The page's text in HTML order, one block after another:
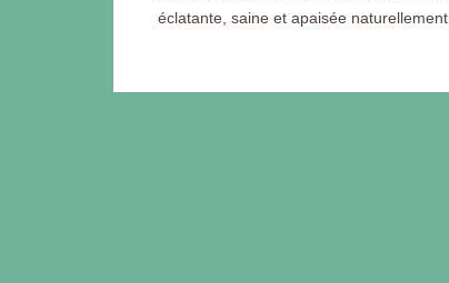
éclatante, saine et apaisée naturellement.